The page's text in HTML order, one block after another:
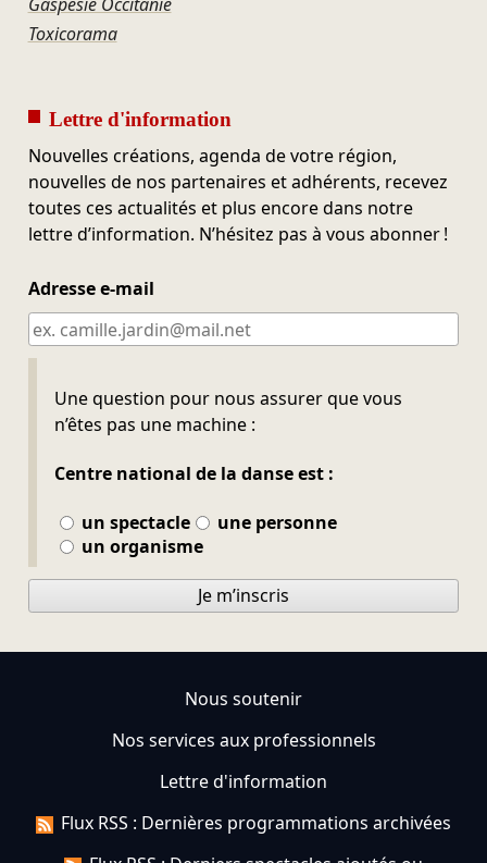
Gaspésie Occitanie
Toxicorama
Lettre d'information
Nouvelles créations, agenda de votre région,
nouvelles de nos partenaires et adhérents, recevez
toutes ces actualités et plus encore dans notre
lettre d’information. N’hésitez pas à vous abonner !
Adresse e-mail
Une question pour nous assurer que vous
n’êtes pas une machine :
Centre national de la danse est :
un spectacle
une personne
un organisme
Ne pas remplir
Je m’inscris
Nous soutenir
Nos services aux professionnels
Lettre d'information
Flux RSS : Dernières programmations archivées